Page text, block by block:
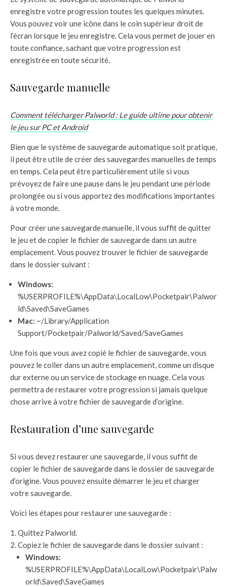
enregistre votre progression toutes les quelques minutes.
Vous pouvez voir une icône dans le coin supérieur droit de
l’écran lorsque le jeu enregistre. Cela vous permet de jouer en
toute confiance, sachant que votre progression est
enregistrée en toute sécurité.
Sauvegarde manuelle
Comment télécharger Palworld : Le guide ultime pour obtenir
le jeu sur PC et Android
Bien que le système de sauvegarde automatique soit pratique,
il peut être utile de créer des sauvegardes manuelles de temps
en temps. Cela peut être particulièrement utile si vous
prévoyez de faire une pause dans le jeu pendant une période
prolongée ou si vous apportez des modifications importantes
à votre monde.
Pour créer une sauvegarde manuelle, il vous suffit de quitter
le jeu et de copier le fichier de sauvegarde dans un autre
emplacement. Vous pouvez trouver le fichier de sauvegarde
dans le dossier suivant :
Windows:
%USERPROFILE%\AppData\LocalLow\Pocketpair\Palwor
ld\Saved\SaveGames
Mac: ~/Library/Application
Support/Pocketpair/Palworld/Saved/SaveGames
Une fois que vous avez copié le fichier de sauvegarde, vous
pouvez le coller dans un autre emplacement, comme un disque
dur externe ou un service de stockage en nuage. Cela vous
permettra de restaurer votre progression si jamais quelque
chose arrive à votre fichier de sauvegarde d’origine.
Restauration d’une sauvegarde
Si vous devez restaurer une sauvegarde, il vous suffit de
copier le fichier de sauvegarde dans le dossier de sauvegarde
d’origine. Vous pouvez ensuite démarrer le jeu et charger
votre sauvegarde.
Voici les étapes pour restaurer une sauvegarde :
Quittez Palworld.
Copiez le fichier de sauvegarde dans le dossier suivant :
Windows:
%USERPROFILE%\AppData\LocalLow\Pocketpair\Palw
orld\Saved\SaveGames